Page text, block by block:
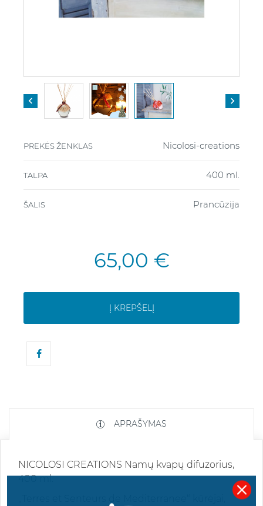
 
PREKĖS ŽENKLAS Nicolosi-creations
TALPA 400 ml.
ŠALIS Prancūzija
65,00 €
Į KREPŠELĮ
APRAŠYMAS
NICOLOSI CREATIONS Namų kvapų difuzorius,
400 ml.